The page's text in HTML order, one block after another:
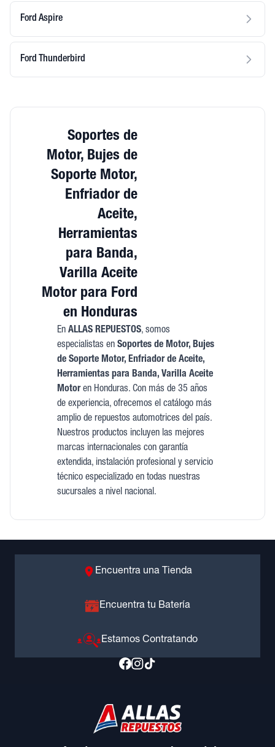
Ford Aspire
Ford Thunderbird
Soportes de
Motor, Bujes de
Soporte Motor,
Enfriador de
Aceite,
Herramientas
para Banda,
Varilla Aceite
Motor para Ford
en Honduras
En ALLAS REPUESTOS, somos
especialistas en Soportes de Motor, Bujes
de Soporte Motor, Enfriador de Aceite,
Herramientas para Banda, Varilla Aceite
Motoren Honduras. Con más de 35 años
de experiencia, ofrecemos el catálogo más
amplio de repuestos automotrices del país.
Nuestros productos incluyen las mejores
marcas internacionales con garantía
extendida, instalación profesional y servicio
técnico especializado en todas nuestras
sucursales a nivel nacional.
Encuentra una Tienda
Encuentra tu Batería
Estamos Contratando